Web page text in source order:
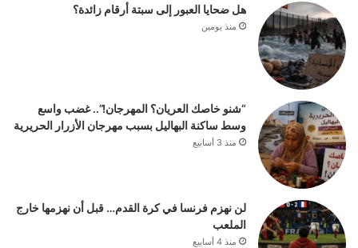
هل ضحايا العبور إلى سبتة أرقام زائدة؟
منذ يومين
“شنو خاصك العريان؟ المهرجان!”.. غضب واسع
وسط ساكنة البهاليل بسبب مهرجان الأزرار الحريرية
منذ 3 أسابيع
لن نهزم فرنسا في كرة القدم… قبل أن نهزمها خارج
الملعب
منذ 4 أسابيع